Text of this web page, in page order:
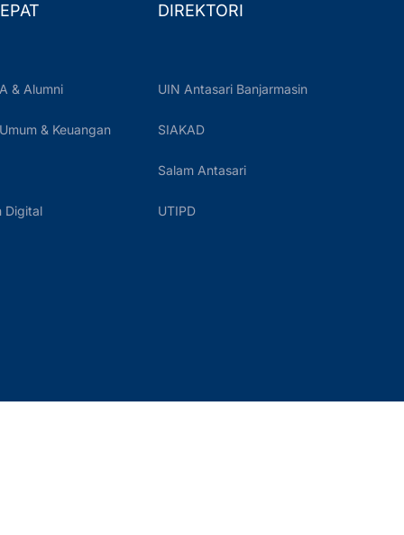
& Alumni
& Keuangan
Digital
DIREKTORI
UIN Antasari Banjarmasin
SIAKAD
Salam Antasari
UTIPD